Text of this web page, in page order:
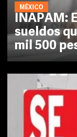
MÉXICO
INAPAM:
sueldos
mil 500